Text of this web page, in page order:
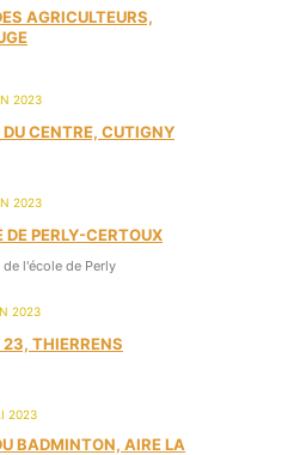
AGRICULTEURS,
2023
DU CENTRE, CUTIGNY
2023
DE PERLY-CERTOUX
de l'école de Perly
2023
23, THIERRENS
2023
BADMINTON, AIRE LA